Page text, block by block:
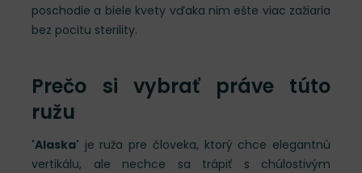
poschodie a biele kvety vďaka nim ešte viac zažiaria
bez pocitu sterility.
Prečo si vybrať práve túto
ružu
'Alaska' je ruža pre človeka, ktorý chce elegantnú
vertikálu, ale nechce sa trápiť s chúlostivým